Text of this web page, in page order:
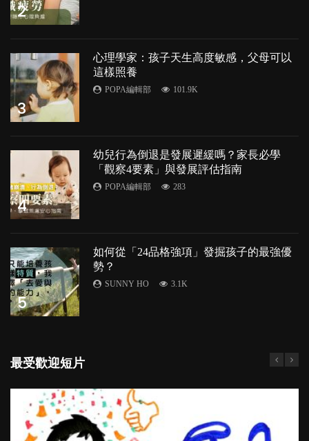
2
3
心理學家：孩子天生高度敏感，父母可以
這樣照養
POPA編輯部 101.9K
4
幼兒行為倒退是發展遲緩嗎？家長必學
「觀察4要素」與發展評估指南
POPA編輯部 283
5
如何從「24品格強項」發掘孩子的最強優
勢？
SUNNY HO 3.1K
最受歡迎短片